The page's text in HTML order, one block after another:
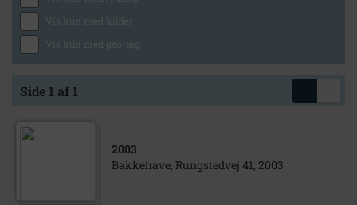
Vis kun med kilder
Vis kun med geo-tag
Side 1 af 1
2003
Bakkehave, Rungstedvej 41, 2003